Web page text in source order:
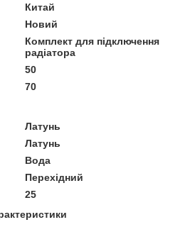
Китай
Новий
Комплект для підключення
радіатора
50
70
Латунь
Латунь
Вода
Перехідний
25